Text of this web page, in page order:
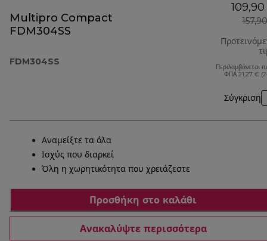
Multipro Compact
FDM304SS
FDM304SS
Περιλαμβάνεται
ΦΠΑ 21,27 €
Σύγκριση
Αναμείξτε τα όλα
Ισχύς που διαρκεί
Όλη η χωρητικότητα που χρειάζεστε
Προσθήκη στο καλάθι
Ανακαλύψτε περισσότερα